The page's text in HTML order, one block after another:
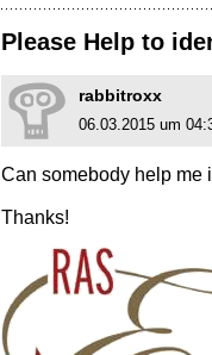
Please Help to
rabbitroxx
06.03.2015 um
Can somebody help me
Thanks!